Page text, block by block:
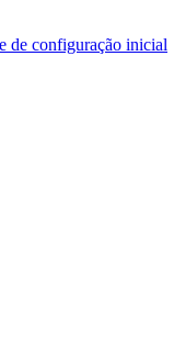
de configuração inicial